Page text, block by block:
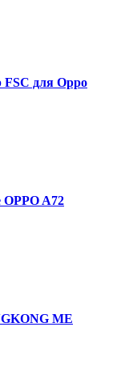
FSC для Oppo
A72
ME